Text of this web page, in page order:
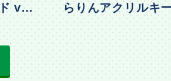
vol.
らりんアクリルキ
動物編Part2ver.